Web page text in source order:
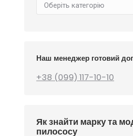
Наш менеджер готовий
+38 (099) 117-10-10
Як знайти марку та
пилососу